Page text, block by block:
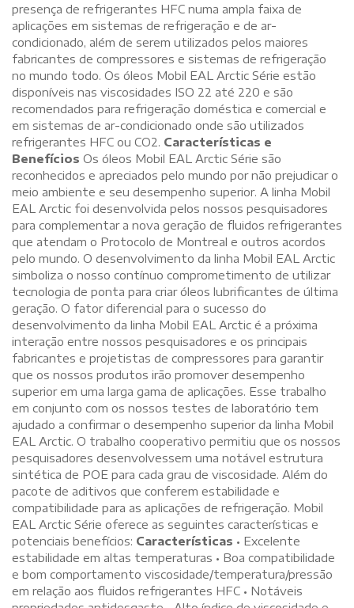
presença de refrigerantes HFC numa ampla faixa de
aplicações em sistemas de refrigeração e de ar-
condicionado, além de serem utilizados pelos maiores
fabricantes de compressores e sistemas de refrigeração
no mundo todo. Os óleos Mobil EAL Arctic Série estão
disponíveis nas viscosidades ISO 22 até 220 e são
recomendados para refrigeração doméstica e comercial e
em sistemas de ar-condicionado onde são utilizados
refrigerantes HFC ou CO2. Características e
Benefícios Os óleos Mobil EAL Arctic Série são
reconhecidos e apreciados pelo mundo por não prejudicar o
meio ambiente e seu desempenho superior. A linha Mobil
EAL Arctic foi desenvolvida pelos nossos pesquisadores
para complementar a nova geração de fluidos refrigerantes
que atendam o Protocolo de Montreal e outros acordos
pelo mundo. O desenvolvimento da linha Mobil EAL Arctic
simboliza o nosso contínuo comprometimento de utilizar
tecnologia de ponta para criar óleos lubrificantes de última
geração. O fator diferencial para o sucesso do
desenvolvimento da linha Mobil EAL Arctic é a próxima
interação entre nossos pesquisadores e os principais
fabricantes e projetistas de compressores para garantir
que os nossos produtos irão promover desempenho
superior em uma larga gama de aplicações. Esse trabalho
em conjunto com os nossos testes de laboratório tem
ajudado a confirmar o desempenho superior da linha Mobil
EAL Arctic. O trabalho cooperativo permitiu que os nossos
pesquisadores desenvolvessem uma notável estrutura
sintética de POE para cada grau de viscosidade. Além do
pacote de aditivos que conferem estabilidade e
compatibilidade para as aplicações de refrigeração. Mobil
EAL Arctic Série oferece as seguintes características e
potenciais benefícios: Características • Excelente
estabilidade em altas temperaturas • Boa compatibilidade
e bom comportamento viscosidade/temperatura/pressão
em relação aos fluidos refrigerantes HFC • Notáveis